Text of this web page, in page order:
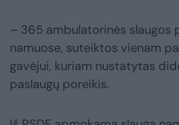
– 365 ambulatorinės slaugos
namuose, suteiktos vienam
gavėjui, kuriam nustatytas
paslaugų poreikis.